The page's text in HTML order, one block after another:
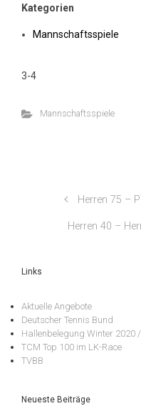
Kategorien
Mannschaftsspiele
3-4
Mannschaftsspiele
Herren 75 –
Herren 40 –
Links
Aktuelle Angebote
Deutscher Tennis Bund
Hallenbelegung Winter 2020
TCM Top 100 im LK-Race
TVBB
Neueste Beiträge